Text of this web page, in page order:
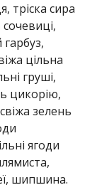
тріска сира
цільна
груші,
цикорію,
зелень
ягоди
шипшина.